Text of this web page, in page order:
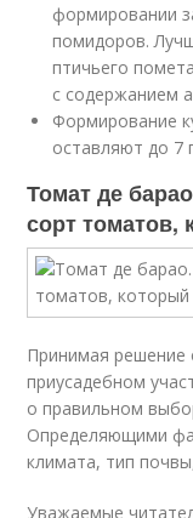
формировании
помидоров.
птичьего
с содержанием
Формирование
оставляют до 7
Томат де
сорт томатов,
Принимая
приусадебном
о правильном
Определяющими
климата, тип
Уважаемые